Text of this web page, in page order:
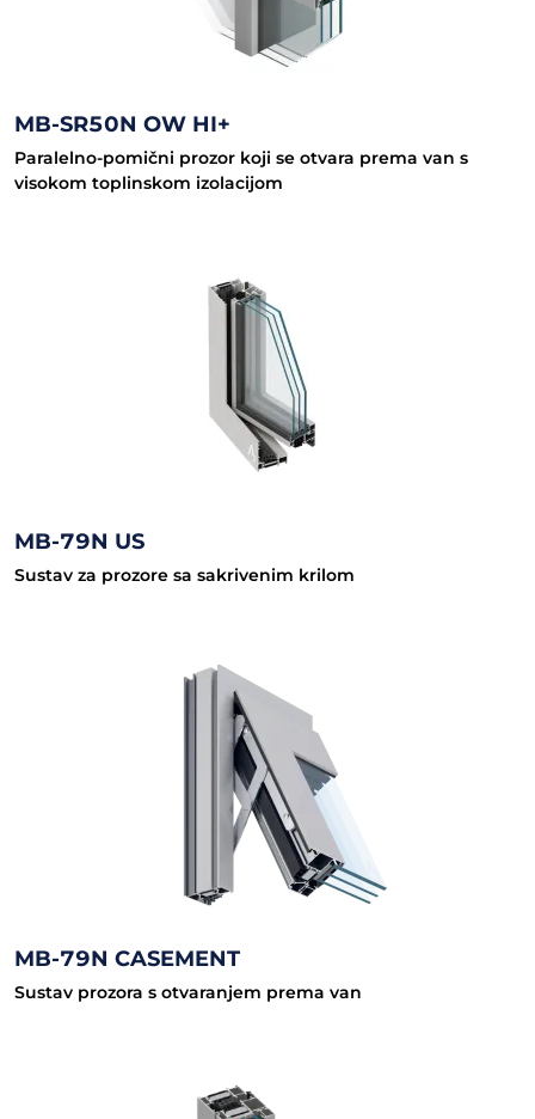
MB-SR50N OW HI+
Paralelno-pomični prozor koji se otvara prema van s
visokom toplinskom izolacijom
MB-79N US
Sustav za prozore sa sakrivenim krilom
MB-79N CASEMENT
Sustav prozora s otvaranjem prema van